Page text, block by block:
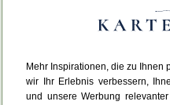
Mehr Inspirationen, die zu Ihnen
wir Ihr Erlebnis verbessern,
und unsere Werbung
Da ist etwas